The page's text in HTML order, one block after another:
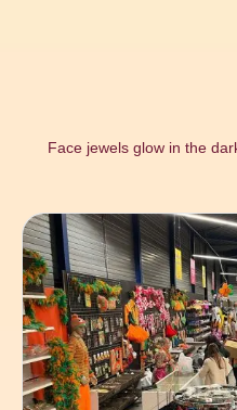
Face jewels glow in the